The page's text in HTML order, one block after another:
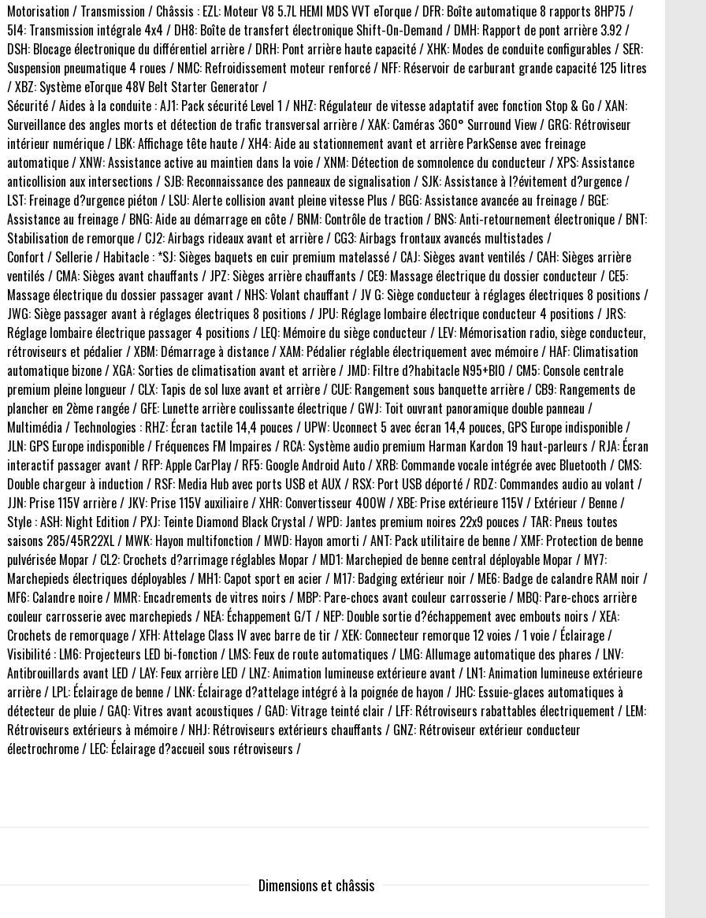
Motorisation / Transmission / Châssis : EZL: Moteur V8 5.7L HEMI MDS VVT eTorque / DFR: Boîte automatique 8 rapports 8HP75 /
5I4: Transmission intégrale 4x4 / DH8: Boîte de transfert électronique Shift-On-Demand / DMH: Rapport de pont arrière 3.92 /
DSH: Blocage électronique du différentiel arrière / DRH: Pont arrière haute capacité / XHK: Modes de conduite configurables / SER:
Suspension pneumatique 4 roues / NMC: Refroidissement moteur renforcé / NFF: Réservoir de carburant grande capacité 125 litres
/ XBZ: Système eTorque 48V Belt Starter Generator /
Sécurité / Aides à la conduite : AJ1: Pack sécurité Level 1 / NHZ: Régulateur de vitesse adaptatif avec fonction Stop & Go / XAN:
Surveillance des angles morts et détection de trafic transversal arrière / XAK: Caméras 360° Surround View / GRG: Rétroviseur
intérieur numérique / LBK: Affichage tête haute / XH4: Aide au stationnement avant et arrière ParkSense avec freinage
automatique / XNW: Assistance active au maintien dans la voie / XNM: Détection de somnolence du conducteur / XPS: Assistance
anticollision aux intersections / SJB: Reconnaissance des panneaux de signalisation / SJK: Assistance à l?évitement d?urgence /
LST: Freinage d?urgence piéton / LSU: Alerte collision avant pleine vitesse Plus / BGG: Assistance avancée au freinage / BGE:
Assistance au freinage / BNG: Aide au démarrage en côte / BNM: Contrôle de traction / BNS: Anti-retournement électronique / BNT:
Stabilisation de remorque / CJ2: Airbags rideaux avant et arrière / CG3: Airbags frontaux avancés multistades /
Confort / Sellerie / Habitacle : *SJ: Sièges baquets en cuir premium matelassé / CAJ: Sièges avant ventilés / CAH: Sièges arrière
ventilés / CMA: Sièges avant chauffants / JPZ: Sièges arrière chauffants / CE9: Massage électrique du dossier conducteur / CE5:
Massage électrique du dossier passager avant / NHS: Volant chauffant / JV G: Siège conducteur à réglages électriques 8 positions /
JWG: Siège passager avant à réglages électriques 8 positions / JPU: Réglage lombaire électrique conducteur 4 positions / JRS:
Réglage lombaire électrique passager 4 positions / LEQ: Mémoire du siège conducteur / LEV: Mémorisation radio, siège conducteur,
rétroviseurs et pédalier / XBM: Démarrage à distance / XAM: Pédalier réglable électriquement avec mémoire / HAF: Climatisation
automatique bizone / XGA: Sorties de climatisation avant et arrière / JMD: Filtre d?habitacle N95+BIO / CM5: Console centrale
premium pleine longueur / CLX: Tapis de sol luxe avant et arrière / CUE: Rangement sous banquette arrière / CB9: Rangements de
plancher en 2ème rangée / GFE: Lunette arrière coulissante électrique / GWJ: Toit ouvrant panoramique double panneau /
Multimédia / Technologies : RHZ: Écran tactile 14,4 pouces / UPW: Uconnect 5 avec écran 14,4 pouces, GPS Europe indisponible /
JLN: GPS Europe indisponible / Fréquences FM Impaires / RCA: Système audio premium Harman Kardon 19 haut-parleurs / RJA: Écran
interactif passager avant / RFP: Apple CarPlay / RF5: Google Android Auto / XRB: Commande vocale intégrée avec Bluetooth / CMS:
Double chargeur à induction / RSF: Media Hub avec ports USB et AUX / RSX: Port USB déporté / RDZ: Commandes audio au volant /
JJN: Prise 115V arrière / JKV: Prise 115V auxiliaire / XHR: Convertisseur 400W / XBE: Prise extérieure 115V / Extérieur / Benne /
Style : ASH: Night Edition / PXJ: Teinte Diamond Black Crystal / WPD: Jantes premium noires 22x9 pouces / TAR: Pneus toutes
saisons 285/45R22XL / MWK: Hayon multifonction / MWD: Hayon amorti / ANT: Pack utilitaire de benne / XMF: Protection de benne
pulvérisée Mopar / CL2: Crochets d?arrimage réglables Mopar / MD1: Marchepied de benne central déployable Mopar / MY7:
Marchepieds électriques déployables / MH1: Capot sport en acier / M17: Badging extérieur noir / ME6: Badge de calandre RAM noir /
MF6: Calandre noire / MMR: Encadrements de vitres noirs / MBP: Pare-chocs avant couleur carrosserie / MBQ: Pare-chocs arrière
couleur carrosserie avec marchepieds / NEA: Échappement G/T / NEP: Double sortie d?échappement avec embouts noirs / XEA:
Crochets de remorquage / XFH: Attelage Class IV avec barre de tir / XEK: Connecteur remorque 12 voies / 1 voie / Éclairage /
Visibilité : LM6: Projecteurs LED bi-fonction / LMS: Feux de route automatiques / LMG: Allumage automatique des phares / LNV:
Antibrouillards avant LED / LAY: Feux arrière LED / LNZ: Animation lumineuse extérieure avant / LN1: Animation lumineuse extérieure
arrière / LPL: Éclairage de benne / LNK: Éclairage d?attelage intégré à la poignée de hayon / JHC: Essuie-glaces automatiques à
détecteur de pluie / GAQ: Vitres avant acoustiques / GAD: Vitrage teinté clair / LFF: Rétroviseurs rabattables électriquement / LEM:
Rétroviseurs extérieurs à mémoire / NHJ: Rétroviseurs extérieurs chauffants / GNZ: Rétroviseur extérieur conducteur
électrochrome / LEC: Éclairage d?accueil sous rétroviseurs /
Dimensions et châssis